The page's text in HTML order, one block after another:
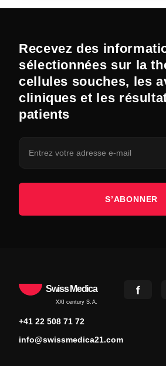
Recevez des
sélectionnées sur la
cellules souches, les
cliniques et les
patients
S’ABONNER
Swiss Medica
XXI century S.A.
+41 22 508 71 72
info@swissmedica21.com